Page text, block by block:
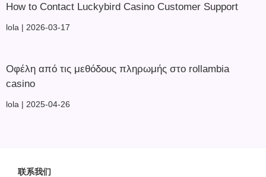
How to Contact Luckybird Casino Customer Support
lola 2026-03-17
Οφέλη από τις μεθόδους πληρωμής στο rollambia
casino
lola 2025-04-26
联系我们